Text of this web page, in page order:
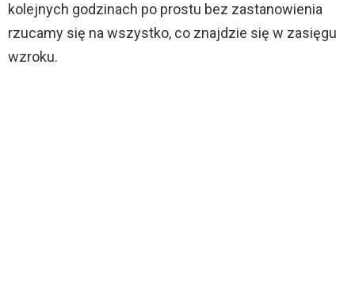
kolejnych godzinach po prostu bez zastanowienia
rzucamy się na wszystko, co znajdzie się w zasięgu
wzroku.